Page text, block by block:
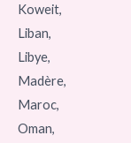
Koweit,
Liban,
Libye,
Madère,
Maroc,
Oman,